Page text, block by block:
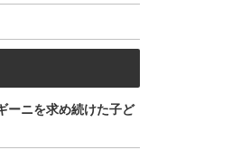
ーニを求め続けた子ど